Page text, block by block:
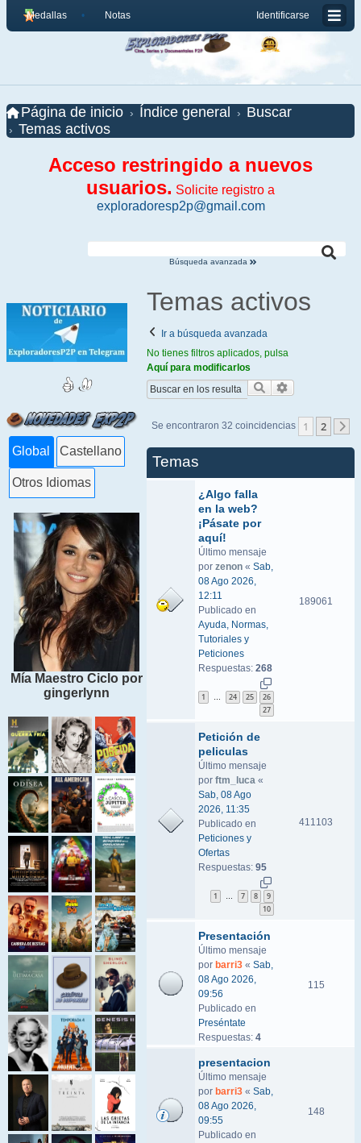
Identificarse
Medallas Notas
Página de inicio Índice general
Buscar
Temas activos
Acceso restringido a nuevos
usuarios. Solicite registro a
exploradoresp2p@gmail.com
Búsqueda avanzada
Global Castellano
Otros Idiomas
Mía Maestro Ciclo por
gingerlynn
Temas activos
Ir a búsqueda avanzada
No tienes filtros aplicados, pulsa
Aquí para modificarlos
Buscar
Se encontraron 32 coincidencias 1 2
Temas
¿Algo falla
en la web?
¡Pásate por
aquí!
Último mensaje
por zenon « Sab,
08 Ago 2026,
12:11
Publicado en
Ayuda, Normas,
Tutoriales y
Peticiones
Respuestas: 268
1 24 25
26
27
189061
Petición de
peliculas
Último mensaje
por ftm_luca «
Sab, 08 Ago
2026, 11:35
Publicado en
Peticiones y
Ofertas
Respuestas: 95
1 7 8
9
10
411103
Presentación
Último mensaje
por barri3 « Sab,
08 Ago 2026,
09:56
Publicado en
Preséntate
Respuestas: 4
115
presentacion
Último mensaje
por barri3 « Sab,
08 Ago 2026,
09:55
Publicado en
148